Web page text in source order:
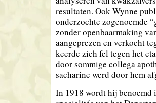
resultaten. Ook Wynne
onderzochte zogenoemde
zonder openbaarmaking
aangeprezen en verkocht
keerde zich fel tegen het
door sommige collega
sacharine werd door hem
In 1918 wordt hij benoemd